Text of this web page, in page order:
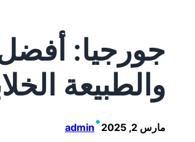
جورجيا:
والطبيعة
مارس 2, 2025 •
admin